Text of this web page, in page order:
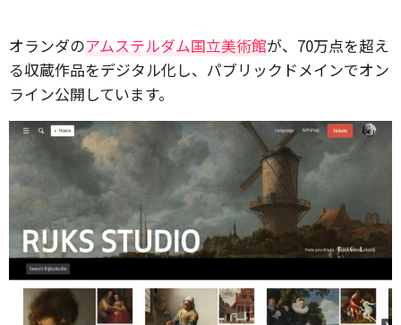
オランダのアムステルダム国立美術館が、70万点を超え
る収蔵作品をデジタル化し、パブリックドメインでオン
ライン公開しています。